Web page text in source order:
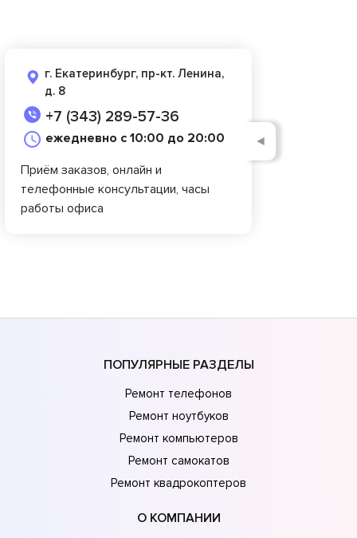
г. Екатеринбург, пр-кт. Ленина,
д. 8
+7 (343) 289-57-36
ежедневно с 10:00 до 20:00
Приём заказов, онлайн и
телефонные консультации, часы
работы офиса
◄
ПОПУЛЯРНЫЕ РАЗДЕЛЫ
Ремонт телефонов
Ремонт ноутбуков
Ремонт компьютеров
Ремонт самокатов
Ремонт квадрокоптеров
О КОМПАНИИ